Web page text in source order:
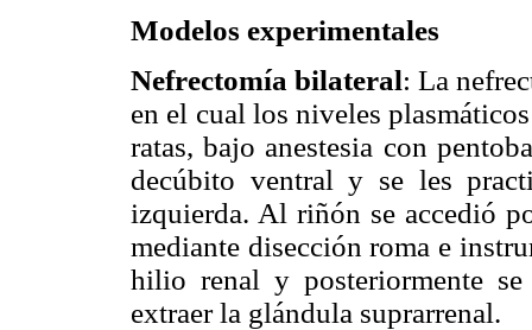
Modelos experimentales
Nefrectomía bilateral: La
en el cual los niveles
ratas, bajo anestesia con
decúbito ventral y se les
izquierda. Al riñón se accedió
mediante disección roma e
hilio renal y posteriormente
extraer la glándula suprarrenal.